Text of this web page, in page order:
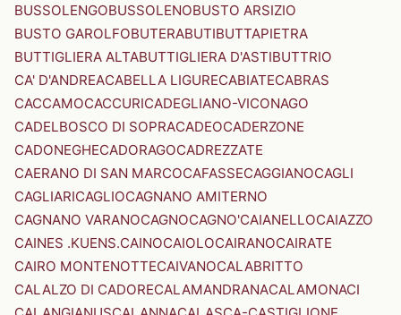
BUSSOLENGOBUSSOLENOBUSTO ARSIZIO
BUSTO GAROLFOBUTERABUTIBUTTAPIETRA
BUTTIGLIERA ALTABUTTIGLIERA D'ASTIBUTTRIO
CA' D'ANDREACABELLA LIGURECABIATECABRAS
CACCAMOCACCURICADEGLIANO-VICONAGO
CADELBOSCO DI SOPRACADEOCADERZONE
CADONEGHECADORAGOCADREZZATE
CAERANO DI SAN MARCOCAFASSECAGGIANOCAGLI
CAGLIARICAGLIOCAGNANO AMITERNO
CAGNANO VARANOCAGNOCAGNO'CAIANELLOCAIAZZO
CAINES .KUENS.CAINOCAIOLOCAIRANOCAIRATE
CAIRO MONTENOTTECAIVANOCALABRITTO
CALALZO DI CADORECALAMANDRANACALAMONACI